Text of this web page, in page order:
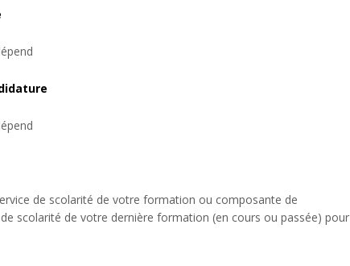
de scolarité de votre formation ou composante de
scolarité de votre dernière formation (en cours ou passée) pour